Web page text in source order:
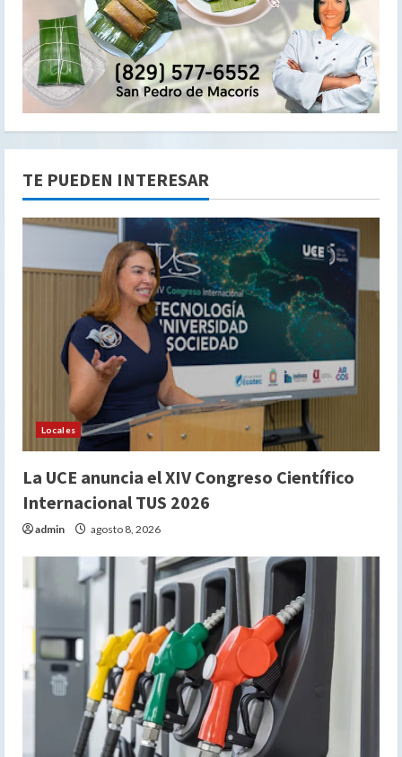
TE PUEDEN INTERESAR
Locales
La UCE anuncia el XIV Congreso Científico
Internacional TUS 2026
admin agosto 8, 2026